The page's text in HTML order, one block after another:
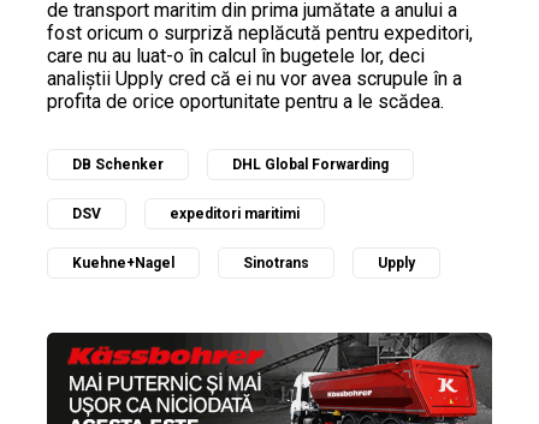
de transport maritim din prima jumătate a anului a
fost oricum o surpriză neplăcută pentru expeditori,
care nu au luat-o în calcul în bugetele lor, deci
analiștii Upply cred că ei nu vor avea scrupule în a
profita de orice oportunitate pentru a le scădea.
DB Schenker DHL Global Forwarding
DSV expeditori maritimi
Kuehne+Nagel Sinotrans Upply